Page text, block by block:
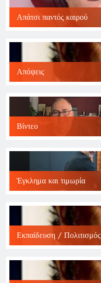
Απάτσι παντός καιρού
Απόψεις
Βίντεο
Έγκλημα και τιμωρία
Εκπαίδευση / Πολιτισμός